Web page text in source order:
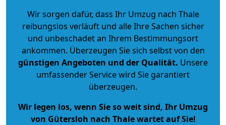
Wir sorgen dafür, dass Ihr Umzug nach Thale
reibungslos verläuft und alle Ihre Sachen sicher
und unbeschadet an Ihrem Bestimmungsort
ankommen. Überzeugen Sie sich selbst von den
günstigen Angeboten und der Qualität. Unsere
umfassender Service wird Sie garantiert
überzeugen.
Wir legen los, wenn Sie so weit sind, Ihr Umzug
von Gütersloh nach Thale wartet auf Sie!